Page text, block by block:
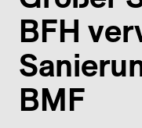
BFH
BMF